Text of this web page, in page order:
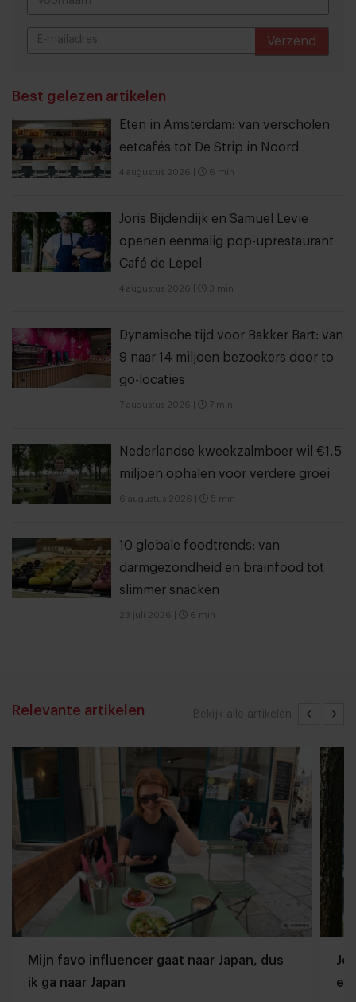
Verzend
Best gelezen artikelen
Eten in Amsterdam: van verscholen
eetcafés tot De Strip in Noord
4 augustus 2026 6 min
Joris Bijdendijk en Samuel Levie
openen eenmalig pop-uprestaurant
Café de Lepel
4 augustus 2026 3 min
Dynamische tijd voor Bakker Bart: van
9 naar 14 miljoen bezoekers door to
go-locaties
7 augustus 2026 7 min
Nederlandse kweekzalmboer wil €1,5
miljoen ophalen voor verdere groei
6 augustus 2026 5 min
10 globale foodtrends: van
darmgezondheid en brainfood tot
slimmer snacken
23 juli 2026 6 min
Bekijk alle artikelen
Relevante artikelen
Mijn favo influencer gaat naar Japan, dus
ik ga naar Japan